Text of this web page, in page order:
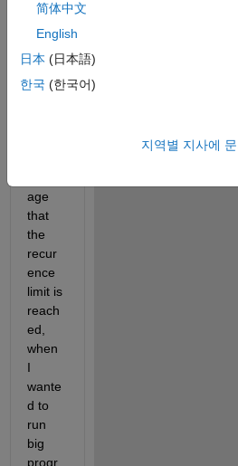
age
that
the
recur
ence
limit is
reach
ed,
when
I
wante
d to
run
big
progr
简体中文
English
日本 (日本語)
한국 (한국어)
지역별 지사에 문